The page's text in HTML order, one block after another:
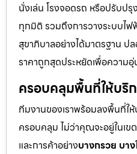
นั่งเล่น โรงจอดรถ หรือปรับปรุ
ทุกมิติ รวมถึงการวางระบบไฟ
สุขาภิบาลอย่างได้มาตรฐาน ป
ราคาถูกสุดประหยัดเพื่อความ
ครอบคลุมพื้นที่ให้บริ
ทีมงานของเราพร้อมลงพื้นที่ใ
ครอบคลุม ไม่ว่าคุณจะอยู่ในเขต
และการค้าอย่างบางกรวย บา